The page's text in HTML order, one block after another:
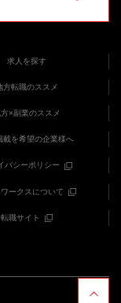
求人を探す
方転職のススメ
×副業のススメ
載を希望の企業様へ
バシーポリシー
ークスについて
転職サイト